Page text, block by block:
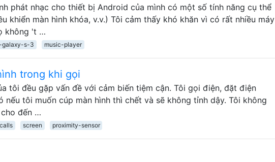
phát nhạc cho thiết bị Android của mình có một số tính năng cụ thể
khiển màn hình khóa, v.v.) Tôi cảm thấy khó khăn vì có rất nhiều máy
không 't …
galaxy-s-3 music-player
trong khi gọi
tôi đều gặp vấn đề với cảm biến tiệm cận. Tôi gọi điện, đặt điện
nếu tôi muốn cúp màn hình thì chết và sẽ không tỉnh dậy. Tôi không
đến …
calls screen proximity-sensor